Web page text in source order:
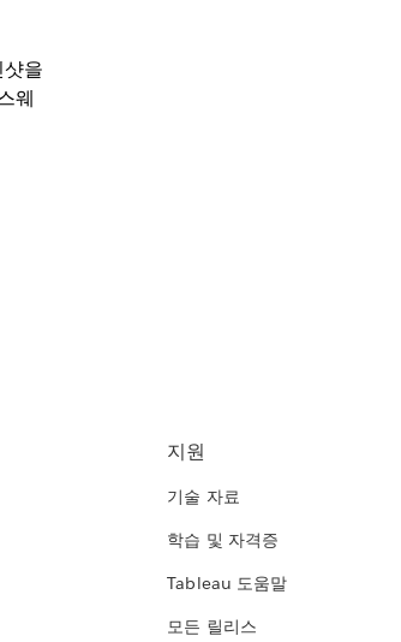
을
웨
지원
기술 자료
학습 및 자격증
Tableau 도움말
모든 릴리스